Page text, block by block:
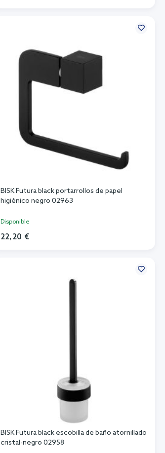
BISK Futura black portarrollos de papel
higiénico negro 02963
Disponible
22,20 €
BISK Futura black escobilla de baño atornillado
cristal-negro 02958